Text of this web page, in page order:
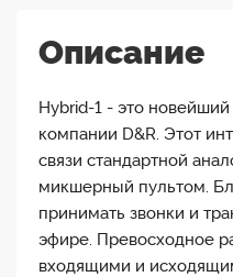
Описание
Hybrid-1 - это
компании D&R. Этот
связи стандартной
микшерный пультом.
принимать звонки и
эфире. Превосходное
входящими и